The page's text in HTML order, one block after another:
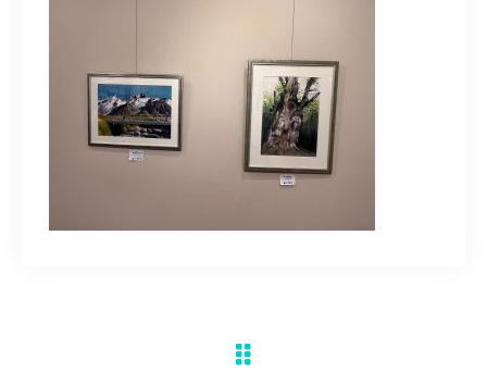
水彩ブログ
CONTACT
お問い合わせ